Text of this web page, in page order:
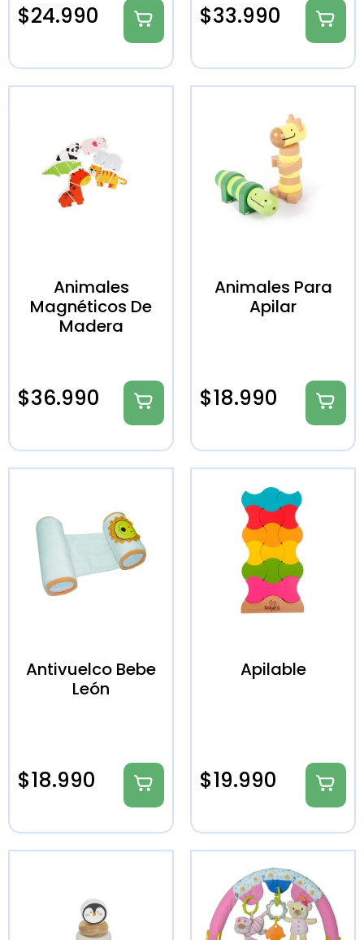
$24.990 $33.990
Animales
Magnéticos De
Madera
$36.990
Animales Para
Apilar
$18.990
Antivuelco Bebe
León
$18.990
Apilable
$19.990